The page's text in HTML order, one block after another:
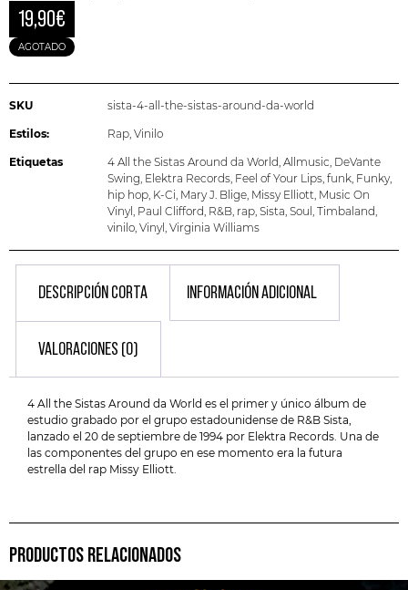
19,90€
AGOTADO
SKU sista-4-all-the-sistas-around-da-world
Estilos: Rap Vinilo
Etiquetas 4 All the Sistas Around da World Allmusic DeVante
Swing Elektra Records Feel of Your Lips funk Funky,
hip hop K-Ci Mary J. Blige Missy Elliott Music On
Vinyl Paul Clifford R&B rap Sista Soul Timbaland
vinilo Vinyl Virginia Williams
DESCRIPCIÓN CORTA INFORMACIÓN ADICIONAL
VALORACIONES (0)
4 All the Sistas Around da World es el primer y único álbum de
estudio grabado por el grupo estadounidense de R&B Sista,
lanzado el 20 de septiembre de 1994 por Elektra Records. Una de
las componentes del grupo en ese momento era la futura
estrella del rap Missy Elliott.
PRODUCTOS RELACIONADOS